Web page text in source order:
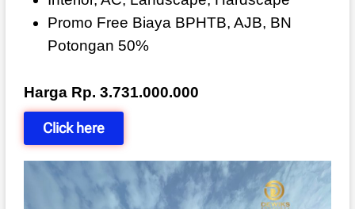
Promo Free Biaya BPHTB, AJB, BN
Potongan 50%
Harga Rp. 3.731.000.000
Click here